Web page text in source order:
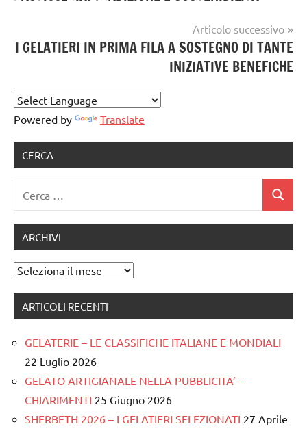
Gelaterie,
ARTIGIANALE,
notizie,
museo
gelato
Articolo successivo
I GELATIERI IN PRIMA FILA A SOSTEGNO DI TANTE
INIZIATIVE BENEFICHE
Powered by Translate
CERCA
per:
Cerca
ARCHIVI
Archivi
ARTICOLI RECENTI
GELATERIE – LE CLASSIFICHE ITALIANE E MONDIALI
22 Luglio 2026
GELATO ARTIGIANALE NELLA PUBBLICITA’ –
CHIARIMENTI 25 Giugno 2026
SHERBETH 2026 – I GELATIERI SELEZIONATI 27 Aprile